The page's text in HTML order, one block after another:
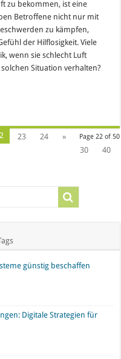
zu bekommen, ist eine
Betroffene nicht nur mit
zu kämpfen,
der Hilflosigkeit. Viele
wenn sie schlecht Luft
Situation verhalten?
Page 22 of 50
23 24
»
30
40
günstig beschaffen
Digitale Strategien für